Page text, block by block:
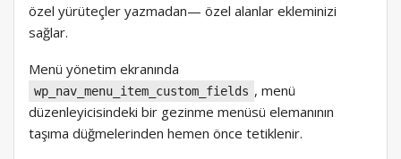
özel yürüteçler yazmadan— özel alanlar ekleminizi
sağlar.
Menü yönetim ekranında
wp_nav_menu_item_custom_fields , menü
düzenleyicisindeki bir gezinme menüsü elemanının
taşıma düğmelerinden hemen önce tetiklenir.